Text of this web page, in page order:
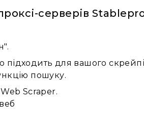
серверів
підходить для вашого
пошуку.
Scraper.